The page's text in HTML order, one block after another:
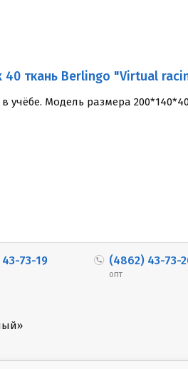
ткань Berlingo "Virtual
Модель размера
73-19 (4862) 43-73-
опт